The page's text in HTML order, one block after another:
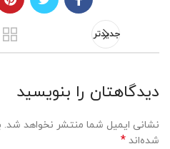
جدیدتر
دیدگاهتان را بنویسید
نشانی ایمیل شما منتشر نخواهد شد.
شده‌اند *